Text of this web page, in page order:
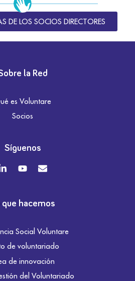
DE LOS SOCIOS DIRECTORES
la Red
es Voluntare
Socios
Síguenos
que hacemos
Social Voluntare
de voluntariado
de innovación
del Voluntariado